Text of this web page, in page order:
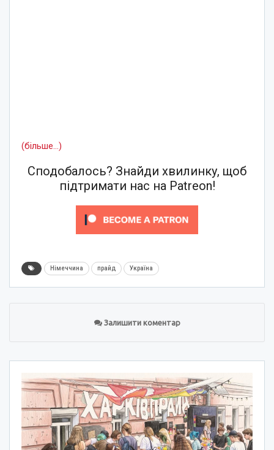
(більше…)
Сподобалось? Знайди хвилинку, щоб
підтримати нас на Patreon!
Німеччина прайд Україна
Залишити коментар